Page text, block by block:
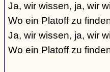
Ja, wir wissen, ja, wir
Wo ein Platoff zu
Ja, wir wissen, ja, wir
Wo ein Platoff zu